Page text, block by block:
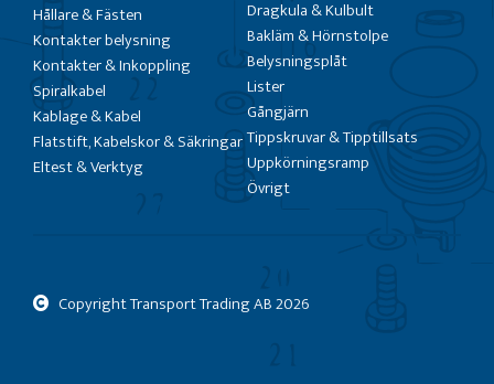
Hållare & Fästen
Kontakter belysning
Kontakter & Inkoppling
Spiralkabel
Kablage & Kabel
Flatstift, Kabelskor & Säkringar
Eltest & Verktyg
Dragkula & Kulbult
Bakläm & Hörnstolpe
Belysningsplåt
Lister
Gångjärn
Tippskruvar & Tipptillsats
Uppkörningsramp
Övrigt
Copyright Transport Trading AB2026